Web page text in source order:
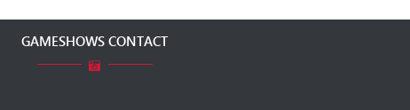
GAMESHOWS CONTACT